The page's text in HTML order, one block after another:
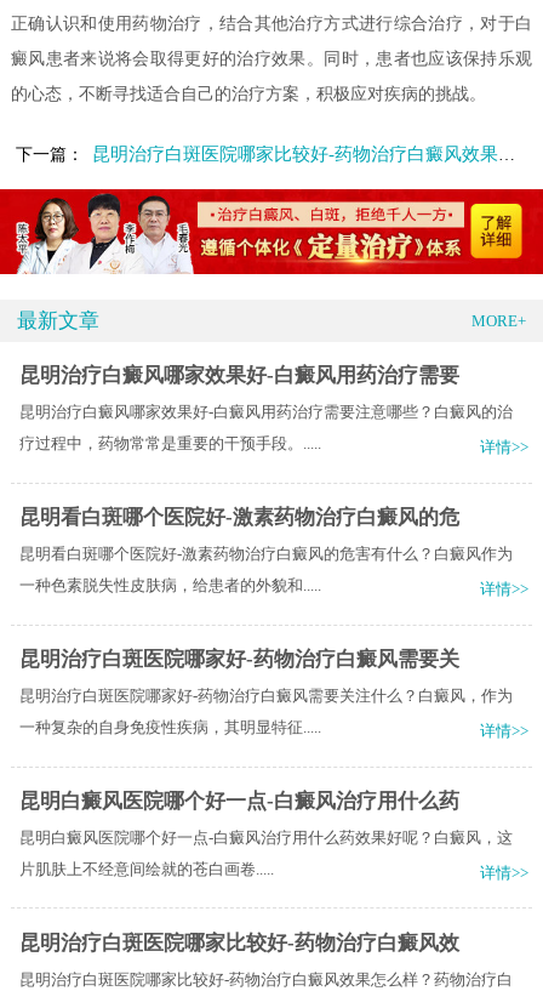
正确认识和使用药物治疗，结合其他治疗方式进行综合治疗，对于白
癜风患者来说将会取得更好的治疗效果。同时，患者也应该保持乐观
的心态，不断寻找适合自己的治疗方案，积极应对疾病的挑战。
下一篇： 昆明治疗白斑医院哪家比较好-药物治疗白癜风效果怎么样
最新文章 MORE+
昆明治疗白癜风哪家效果好-白癜风用药治疗需要
昆明治疗白癜风哪家效果好-白癜风用药治疗需要注意哪些？白癜风的治
疗过程中，药物常常是重要的干预手段。.....
详情>>
昆明看白斑哪个医院好-激素药物治疗白癜风的危
昆明看白斑哪个医院好-激素药物治疗白癜风的危害有什么？白癜风作为
一种色素脱失性皮肤病，给患者的外貌和.....
详情>>
昆明治疗白斑医院哪家好-药物治疗白癜风需要关
昆明治疗白斑医院哪家好-药物治疗白癜风需要关注什么？白癜风，作为
一种复杂的自身免疫性疾病，其明显特征.....
详情>>
昆明白癜风医院哪个好一点-白癜风治疗用什么药
昆明白癜风医院哪个好一点-白癜风治疗用什么药效果好呢？​白癜风，这
片肌肤上不经意间绘就的苍白画卷.....
详情>>
昆明治疗白斑医院哪家比较好-药物治疗白癜风效
昆明治疗白斑医院哪家比较好-药物治疗白癜风效果怎么样？药物治疗白